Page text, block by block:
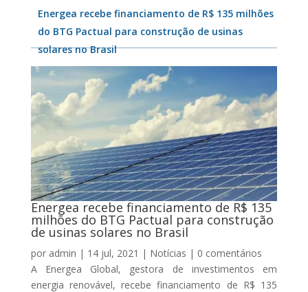
Energea recebe financiamento de R$ 135 milhões
do BTG Pactual para construção de usinas
solares no Brasil
Energea recebe financiamento de R$ 135
milhões do BTG Pactual para construção
de usinas solares no Brasil
por admin | 14 jul, 2021 | Notícias | 0 comentários
A Energea Global, gestora de investimentos em
energia renovável, recebe financiamento de R$ 135